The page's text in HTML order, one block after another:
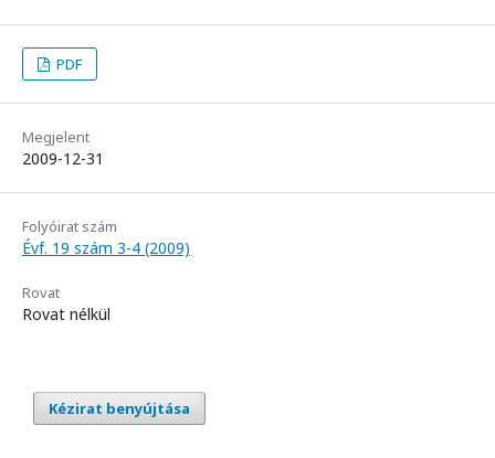
PDF
Megjelent
2009-12-31
Folyóirat szám
Évf. 19 szám 3-4 (2009)
Rovat
Rovat nélkül
Kézirat benyújtása